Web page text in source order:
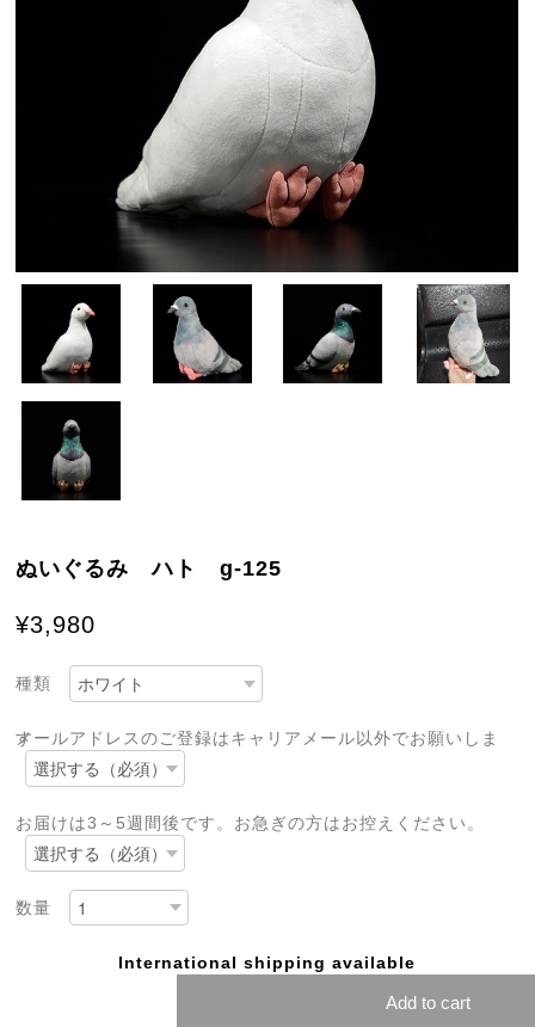
ぬいぐるみ ハト g-125
¥3,980
種類
メールアドレスのご登録はキャリアメール以外でお願いします
お届けは3～5週間後です。お急ぎの方はお控えください。
数量
International shipping available
Add to cart